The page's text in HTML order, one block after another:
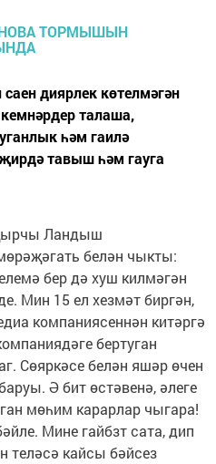
диярлек көтелмәгән
талаша,
һәм гаилә
тавыш һәм гауга
Ландыш
белән чыкты:
бер дә хуш килмәгән
Мин 15 ел хезмәт биргән,
компаниясеннән китәргә
бертуган
Сөяркәсе белән яшәр өчен
Ә бит өстәвенә, әлеге
мөһим карарлар чыгара!
Мине гайбзт сата, дип
теләсә кайсы бәйсез